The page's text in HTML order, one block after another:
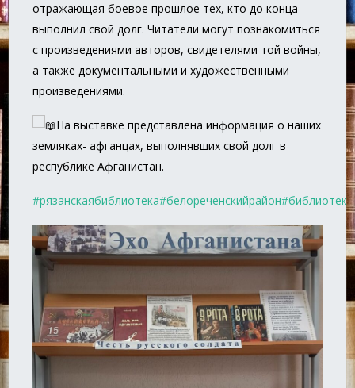
отражающая боевое прошлое тех, кто до конца
выполнил свой долг. Читатели могут познакомиться
с произведениями авторов, свидетелями той войны,
а также документальными и художественными
произведениями.
На выставке представлена информация о наших
земляках- афганцах, выполнявших свой долг в
республике Афганистан.
#рязанскаябиблиотека#белореченскийрайон